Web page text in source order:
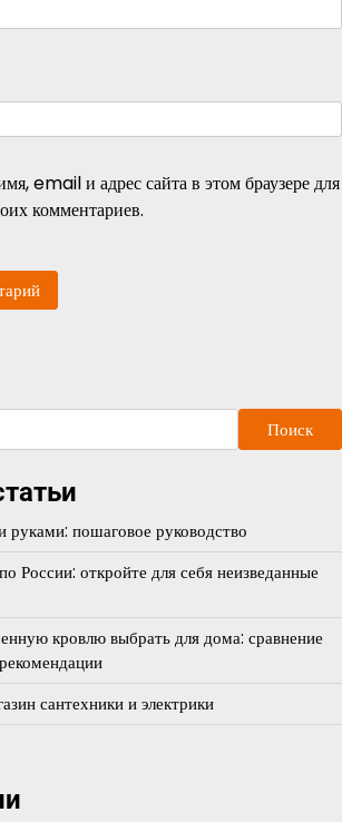
email и адрес сайта в этом браузере для
комментариев.
Поиск
пошаговое руководство
России: откройте для себя неизведанные
кровлю выбрать для дома: сравнение
сантехники и электрики